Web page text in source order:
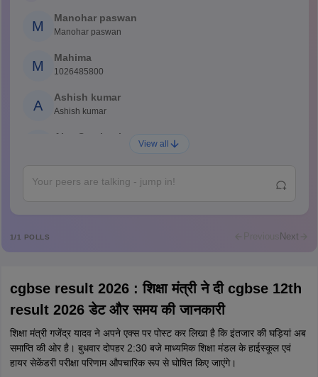
M
Manohar paswan
Manohar paswan
M
Mahima
1026485800
A
Ashish kumar
Ashish kumar
Ajay Santhosh
A
Abdulajeezsh
M
Mohammad Safwan
i want to take admission in class 11
S
Sreehari unni
Sreehari HD
View all
1/1 POLLS Previous Next
cgbse result 2026 : शिक्षा मंत्री ने दी cgbse 12th
result 2026 डेट और समय की जानकारी
शिक्षा मंत्री गजेंद्र यादव ने अपने एक्स पर पोस्ट कर लिखा है कि इंतजार की घड़ियां अब
समाप्ति की ओर है। बुधवार दोपहर 2:30 बजे माध्यमिक शिक्षा मंडल के हाईस्कूल एवं
हायर सेकेंडरी परीक्षा परिणाम औपचारिक रूप से घोषित किए जाएंगे।